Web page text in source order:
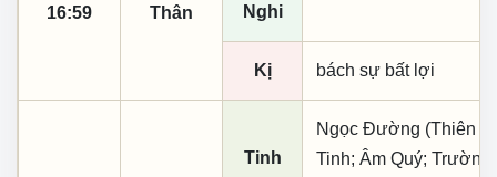
16:59
Thân
Nghi
Kị bách sự bất lợi
Tinh
Ngọc Đường (Thiên
Tinh; Âm Quý;